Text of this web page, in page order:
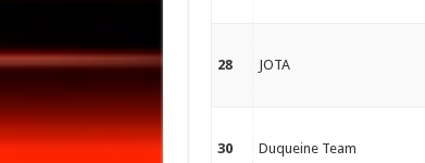
28 JOTA
30 Duqueine Team